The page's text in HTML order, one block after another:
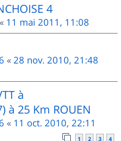
4
« 11 mai 2011, 11:08
« 28 nov. 2010, 21:48
à
à 25 Km ROUEN
« 11 oct. 2010, 22:11
1 2 3 4